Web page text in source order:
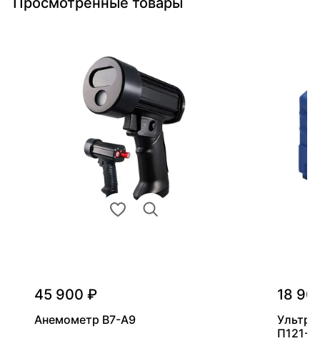
45 900 ₽
Анемометр В7-А9
18
П121-